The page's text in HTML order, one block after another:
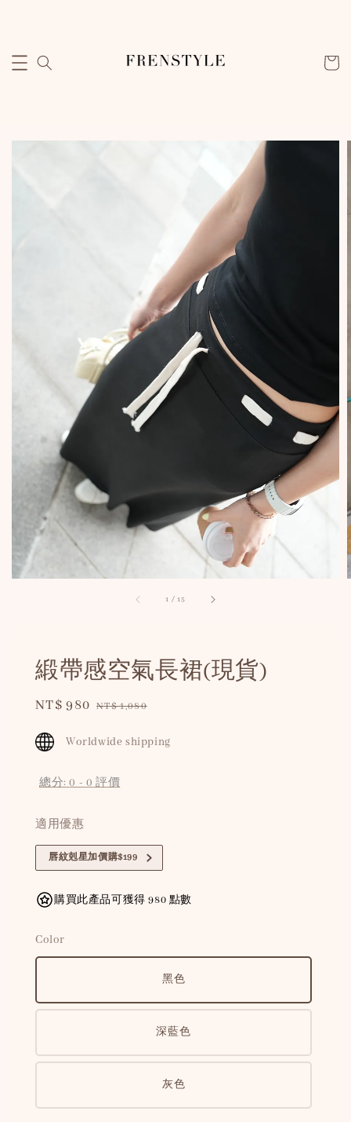
1 /15
緞帶感空氣長裙(現貨)
Sale
NT$ 980 Regular
NT$ 1,080
Worldwide shipping
總分:0 - 0 評價
適用優惠
唇紋剋星加價購$199
購買此產品可獲得 980 點數
Color
黑色
深藍色
灰色